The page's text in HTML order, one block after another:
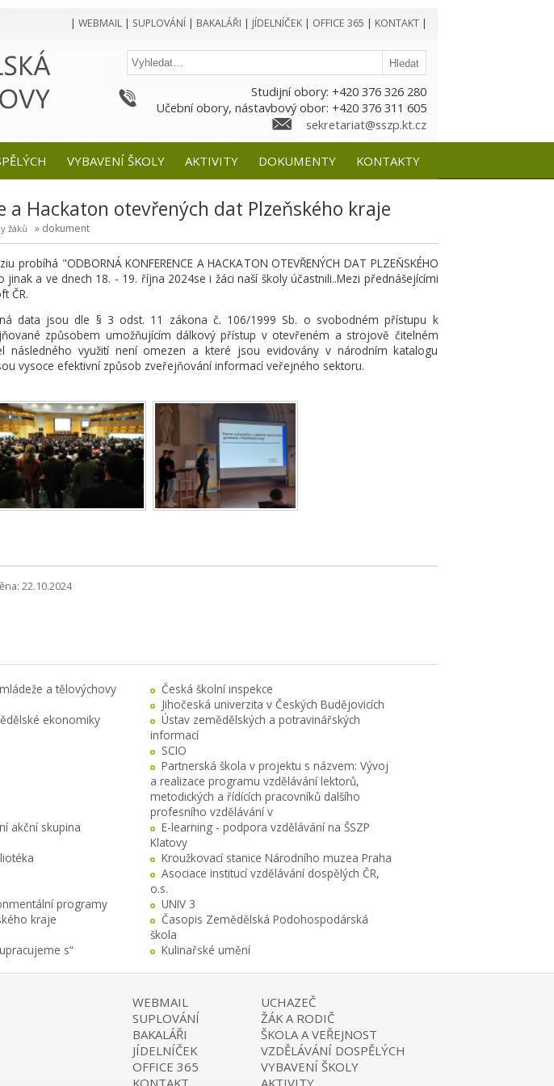
| WEBMAIL| SUPLOVÁNÍ | BAKALÁŘI | JÍDELNÍČEK| OFFICE 365 | KONTAKT|
Studijní obory: +420 376 326 280
Učební obory, nástavbový obor: +420 376 311 605
sekretariat@sszp.kt.cz
VYBAVENÍ ŠKOLY AKTIVITY DOKUMENTY KONTAKTY
a Hackaton otevřených dat Plzeňského kraje
žáků » dokument
probíhá "ODBORNÁ KONFERENCE A HACKATON OTEVŘENÝCH DAT PLZEŇSKÉHO
jinak a ve dnech 18. - 19. října 2024se i žáci naší školy účastnili..Mezi přednášejícími
ČR.
data jsou dle § 3 odst. 11 zákona č. 106/1999 Sb. o svobodném přístupu k
způsobem umožňujícím dálkový přístup v otevřeném a strojově čitelném
následného využití není omezen a které jsou evidovány v národním katalogu
vysoce efektivní způsob zveřejňování informací veřejného sektoru.
22.10.2024
a tělovýchovy
Česká školní inspekce
Jihočeská univerzita v Českých Budějovicích
ekonomiky
Ústav zemědělských a potravinářských
informací
SCIO
Partnerská škola v projektu s názvem: Vývoj
a realizace programu vzdělávání lektorů,
metodických a řídících pracovníků dalšího
profesního vzdělávání v
akční skupina
E-learning - podpora vzdělávání na ŠSZP
Klatovy
Kroužkovací stanice Národního muzea Praha
Asociace institucí vzdělávání dospělých ČR,
o.s.
programy
kraje
UNIV 3
Časopis Zemědělská Podohospodárská
škola
s“
Kulinařské umění
WEBMAIL
SUPLOVÁNÍ
BAKALÁŘI
JÍDELNÍČEK
OFFICE 365
KONTAKT
UCHAZEČ
ŽÁK A RODIČ
ŠKOLA A VEŘEJNOST
VZDĚLÁVÁNÍ DOSPĚLÝCH
VYBAVENÍ ŠKOLY
AKTIVITY